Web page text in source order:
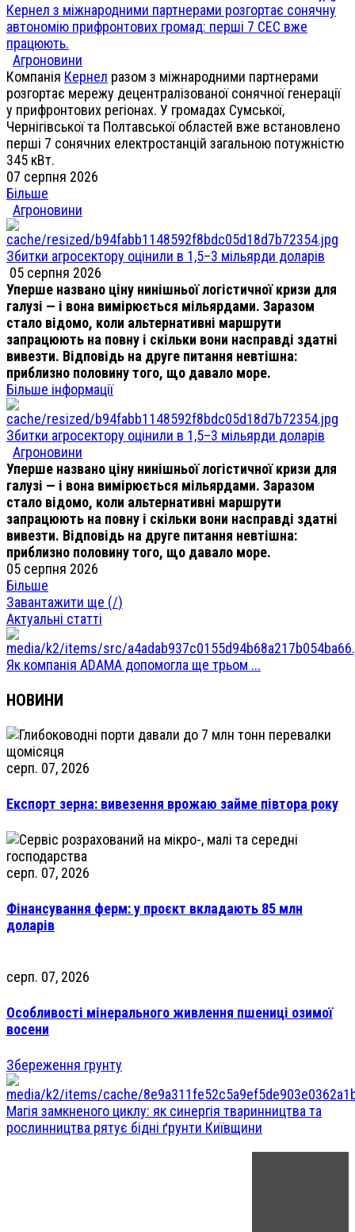
Кернел з міжнародними партнерами розгортає сонячну
автономію прифронтових громад: перші 7 СЕС вже
працюють.
Агроновини
Компанія Кернел разом з міжнародними партнерами
розгортає мережу децентралізованої сонячної генерації
у прифронтових регіонах. У громадах Сумської,
Чернігівської та Полтавської областей вже встановлено
перші 7 сонячних електростанцій загальною потужністю
345 кВт.
07 серпня 2026
Більше
Агроновини
Збитки агросектору оцінили в 1,5–3 мільярди доларів
05 серпня 2026
Уперше названо ціну нинішньої логістичної кризи для
галузі — і вона вимірюється мільярдами. Заразом
стало відомо, коли альтернативні маршрути
запрацюють на повну і скільки вони насправді здатні
вивезти. Відповідь на друге питання невтішна:
приблизно половину того, що давало море.
Більше інформації
Збитки агросектору оцінили в 1,5–3 мільярди доларів
Агроновини
Уперше названо ціну нинішньої логістичної кризи для
галузі — і вона вимірюється мільярдами. Заразом
стало відомо, коли альтернативні маршрути
запрацюють на повну і скільки вони насправді здатні
вивезти. Відповідь на друге питання невтішна:
приблизно половину того, що давало море.
05 серпня 2026
Більше
Завантажити ще (/)
Актуальні статті
Як компанія ADAMA допомогла ще трьом ...
НОВИНИ
серп. 07, 2026
Експорт зерна: вивезення врожаю займе півтора року
серп. 07, 2026
Фінансування ферм: у проєкт вкладають 85 млн
доларів
серп. 07, 2026
Особливості мінерального живлення пшениці озимої
восени
Збереження грунту
Магія замкненого циклу: як синергія тваринництва та
рослинництва рятує бідні ґрунти Київщини